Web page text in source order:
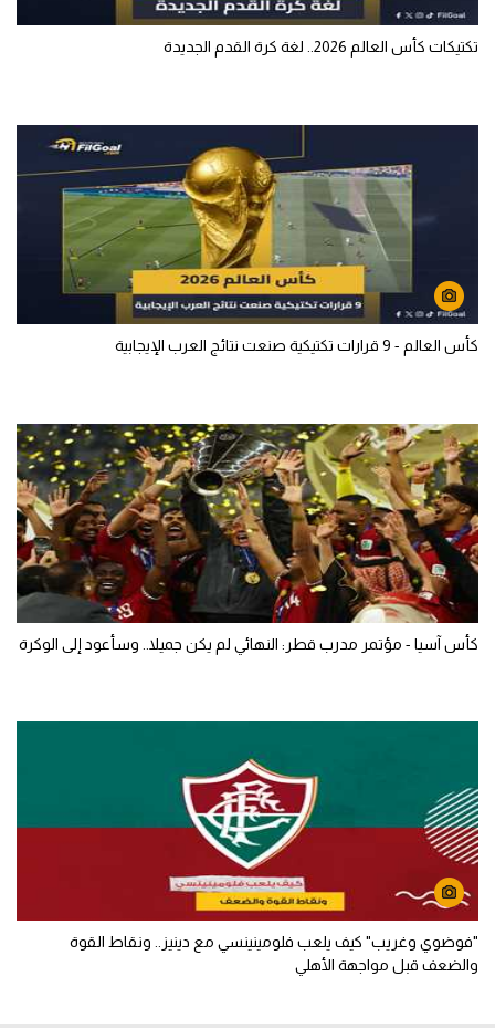
تكتيكات كأس العالم 2026.. لغة كرة القدم الجديدة
كأس العالم - 9 قرارات تكتيكية صنعت نتائج العرب الإيجابية
كأس آسيا - مؤتمر مدرب قطر: النهائي لم يكن جميلا.. وسأعود إلى الوكرة
"فوضوي وغريب" كيف يلعب فلومينينسي مع دينيز.. ونقاط القوة
والضعف قبل مواجهة الأهلي